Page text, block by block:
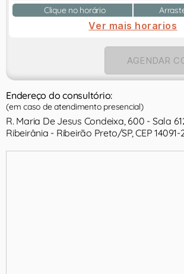
Clique no horário
Ver mais horarios
AGENDAR
Endereço do consultório:
(em caso de atendimento presencial)
R. Maria De Jesus Condeixa, 600 - Sala
Ribeirânia - Ribeirão Preto/SP, CEP 14091-